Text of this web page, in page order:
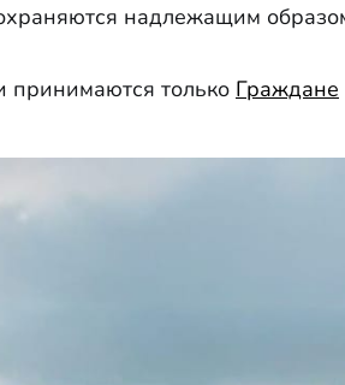
надлежащим
принимаются только Граждане